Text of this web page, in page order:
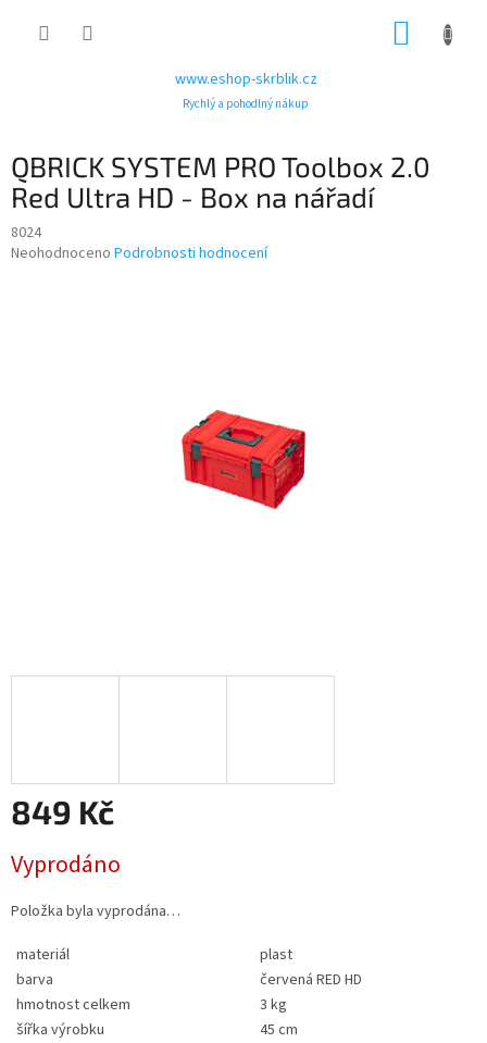
www.eshop-skrblik.cz
Rychlý a pohodlný nákup
QBRICK SYSTEM PRO Toolbox 2.0
Red Ultra HD - Box na nářadí
8024
Průměrné
Neohodnoceno Podrobnosti hodnocení
849 Kč
cena:
Vyprodáno
Položka byla vyprodána…
materiál
plast
barva
červená RED HD
hmotnost celkem
3 kg
šířka výrobku
45 cm